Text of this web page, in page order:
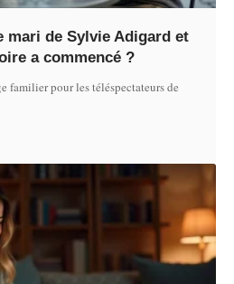
mari de Sylvie Adigard et
a commencé ?
familier pour les téléspectateurs de